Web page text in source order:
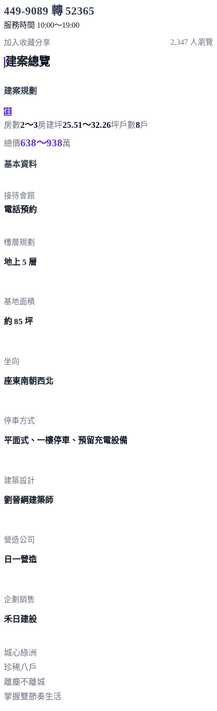
449-9089 轉 52365
服務時間 10:00～19:00
加入收藏分享 2,347 人瀏覽
建案總覽
建案規劃
住
房數2～3房建坪25.51～32.26坪戶數8戶
總價638～938萬
基本資料
接待會館
電話預約
樓層規劃
地上 5 層
基地面積
約 85 坪
坐向
座東南朝西北
停車方式
平面式、一樓停車、預留充電設備
建築設計
劉晉綱建築師
營造公司
日一營造
企劃銷售
禾日建設
城心綠洲
珍稀八戶
離塵不離城
掌握雙節奏生活